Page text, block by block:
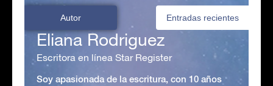
Autor Entradas recientes
Eliana Rodriguez
Escritora en línea Star Register
Soy apasionada de la escritura, con 10 años